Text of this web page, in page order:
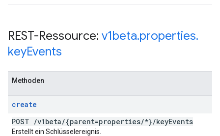
REST-Ressource: v1beta.properties.
keyEvents
Methoden
create
POST /v1beta/{parent=properties/*}/keyEvents
Erstellt ein Schlüsselereignis.